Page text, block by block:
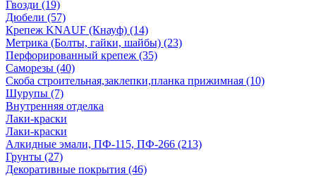
Гвозди (19)
Дюбели (57)
Крепеж KNAUF (Кнауф) (14)
Метрика (Болты, гайки, шайбы) (23)
Перфорированный крепеж (35)
Саморезы (40)
Скоба строительная,заклепки,планка прижимная (10)
Шурупы (7)
Внутренняя отделка
Лаки-краски
Лаки-краски
Алкидные эмали, ПФ-115, ПФ-266 (213)
Грунты (27)
Декоративные покрытия (46)